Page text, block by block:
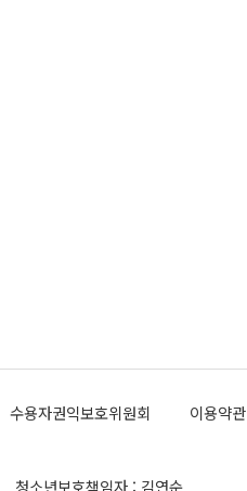
수용자권익보호위원회 이용약관
청소년보호책임자 : 김연순